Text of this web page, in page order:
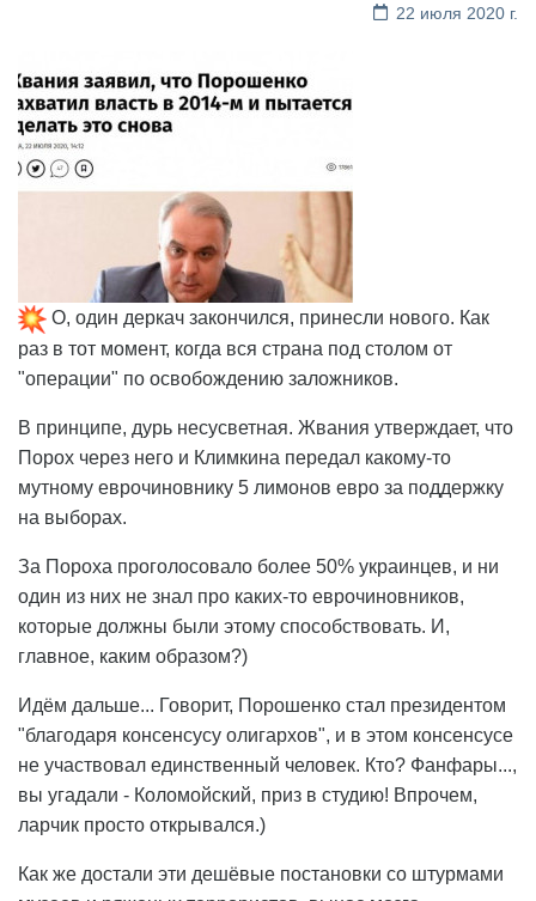
22 июля 2020 г.
О, один деркач закончился, принесли нового. Как
раз в тот момент, когда вся страна под столом от
"операции" по освобождению заложников.
В принципе, дурь несусветная. Жвания утверждает, что
Порох через него и Климкина передал какому-то
мутному еврочиновнику 5 лимонов евро за поддержку
на выборах.
За Пороха проголосовало более 50% украинцев, и ни
один из них не знал про каких-то еврочиновников,
которые должны были этому способствовать. И,
главное, каким образом?)
Идём дальше... Говорит, Порошенко стал президентом
"благодаря консенсусу олигархов", и в этом консенсусе
не участвовал единственный человек. Кто? Фанфары...,
вы угадали - Коломойский, приз в студию! Впрочем,
ларчик просто открывался.)
Как же достали эти дешёвые постановки со штурмами